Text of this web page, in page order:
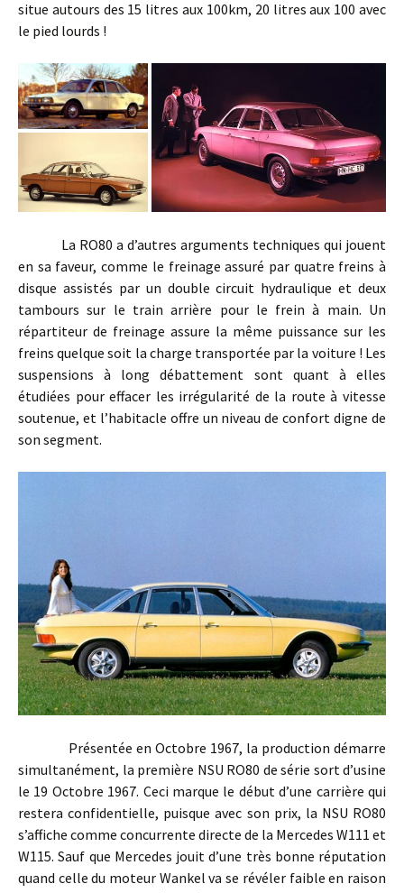
situe autours des 15 litres aux 100km, 20 litres aux 100 avec
le pied lourds !
La RO80 a d’autres arguments techniques qui jouent
en sa faveur, comme le freinage assuré par quatre freins à
disque assistés par un double circuit hydraulique et deux
tambours sur le train arrière pour le frein à main. Un
répartiteur de freinage assure la même puissance sur les
freins quelque soit la charge transportée par la voiture ! Les
suspensions à long débattement sont quant à elles
étudiées pour effacer les irrégularité de la route à vitesse
soutenue, et l’habitacle offre un niveau de confort digne de
son segment.
Présentée en Octobre 1967, la production démarre
simultanément, la première NSU RO80 de série sort d’usine
le 19 Octobre 1967. Ceci marque le début d’une carrière qui
restera confidentielle, puisque avec son prix, la NSU RO80
s’affiche comme concurrente directe de la Mercedes W111 et
W115. Sauf que Mercedes jouit d’une très bonne réputation
quand celle du moteur Wankel va se révéler faible en raison